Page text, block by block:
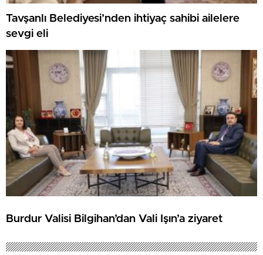
Tavşanlı Belediyesi’nden ihtiyaç sahibi ailelere
sevgi eli
Burdur Valisi Bilgihan’dan Vali Işın’a ziyaret